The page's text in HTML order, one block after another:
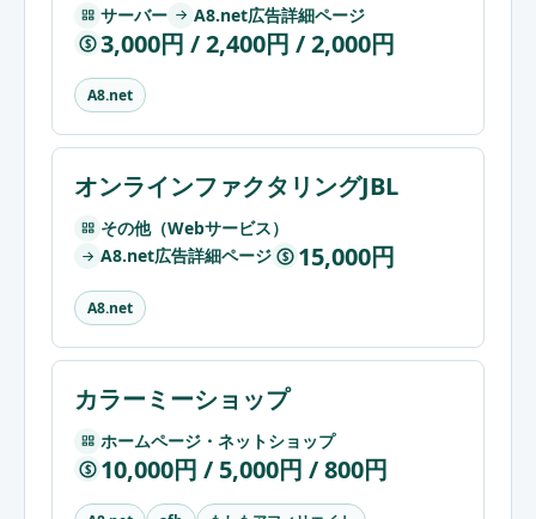
サーバー A8.net広告詳細ページ
$ 3,000円 / 2,400円 / 2,000円
A8.net
オンラインファクタリングJBL
その他（Webサービス）
A8.net広告詳細ページ
$ 15,000円
A8.net
カラーミーショップ
ホームページ・ネットショップ
$ 10,000円 / 5,000円 / 800円